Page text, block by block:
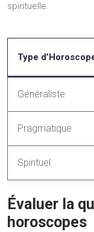
spirituelle.
Type
Généraliste
Pragmatique
Spirituel
Évaluer la
horoscopes